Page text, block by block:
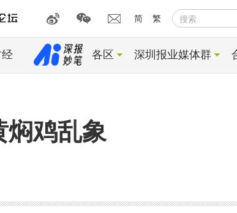
简 繁 搜索
经 各区 深圳报业媒体群
焖鸡乱象